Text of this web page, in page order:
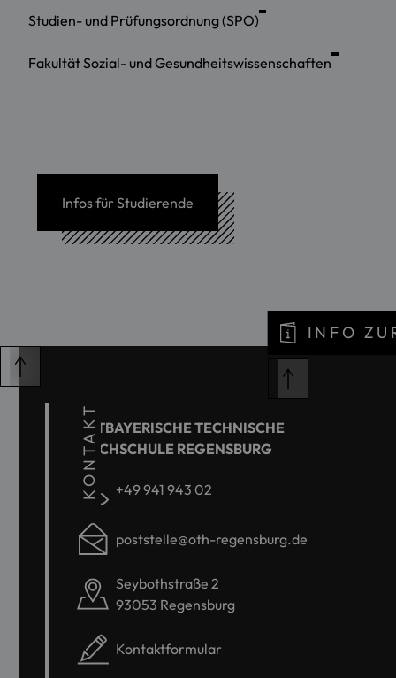
Studien- und Prüfungsordnung (SPO)
Fakultät Sozial- und Gesundheitswissenschaften
Infos für Studierende
INFO
KONTAKT
OSTBAYERISCHE TECHNISCHE
HOCHSCHULE REGENSBURG
+49 941 943 02
poststelle@oth-regensburg.de
Seybothstraße 2
93053 Regensburg
Kontaktformular